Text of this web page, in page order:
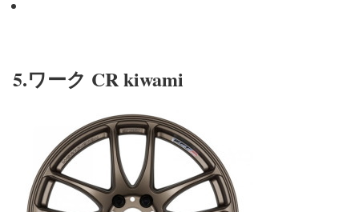
5.ワーク CR kiwami